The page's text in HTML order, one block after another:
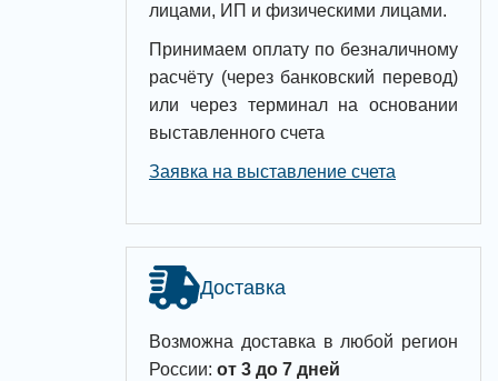
лицами, ИП и физическими лицами.
Принимаем оплату по безналичному
расчёту (через банковский перевод)
или через терминал на основании
выставленного счета
Заявка на выставление счета
Доставка
Возможна доставка в любой регион
России: от 3 до 7 дней